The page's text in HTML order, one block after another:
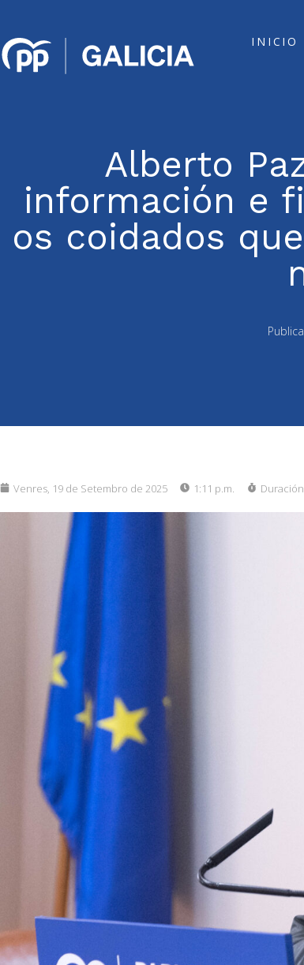
INICIO
Alberto
información e
os coidados
Venres, 19 de Setembro de 2025 1:11 p.m.